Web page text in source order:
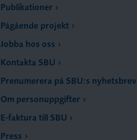
Publikationer
Pågående projekt
Jobba hos oss
Kontakta SBU
Prenumerera på SBU:s nyhetsbrev
Om personuppgifter
E-faktura till SBU
Press